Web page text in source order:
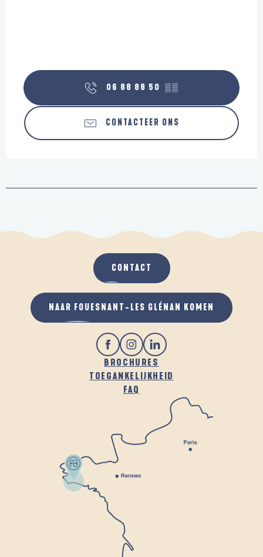
06 88 88 50 ▒▒
CONTACTEER ONS
BROCHURES
TOEGANKELIJKHEID
FAQ
CONTACT
NAAR FOUESNANT-LES GLÉNAN KOMEN